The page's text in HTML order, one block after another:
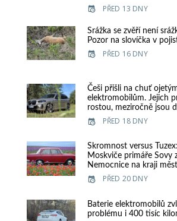
PŘED 13 DNY
Srážka se zvěří není
Pozor na slovíčka v
PŘED 16 DNY
Češi přišli na chuť
elektromobilům. Jejich
rostou, meziročně jsou
PŘED 18 DNY
Skromnost versus
Moskviče primáře Sovy
Nemocnice na kraji
PŘED 20 DNY
Baterie elektromobilů
problému i 400 tisíc